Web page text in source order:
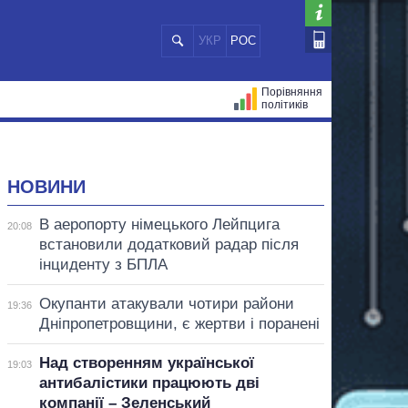
УКР РОС
Порівняння
політиків
НОВИНИ
20:08
В аеропорту німецького Лейпцига
встановили додатковий радар після
інциденту з БПЛА
19:36
Окупанти атакували чотири райони
Дніпропетровщини, є жертви і поранені
19:03
Над створенням української
антибалістики працюють дві
компанії – Зеленський